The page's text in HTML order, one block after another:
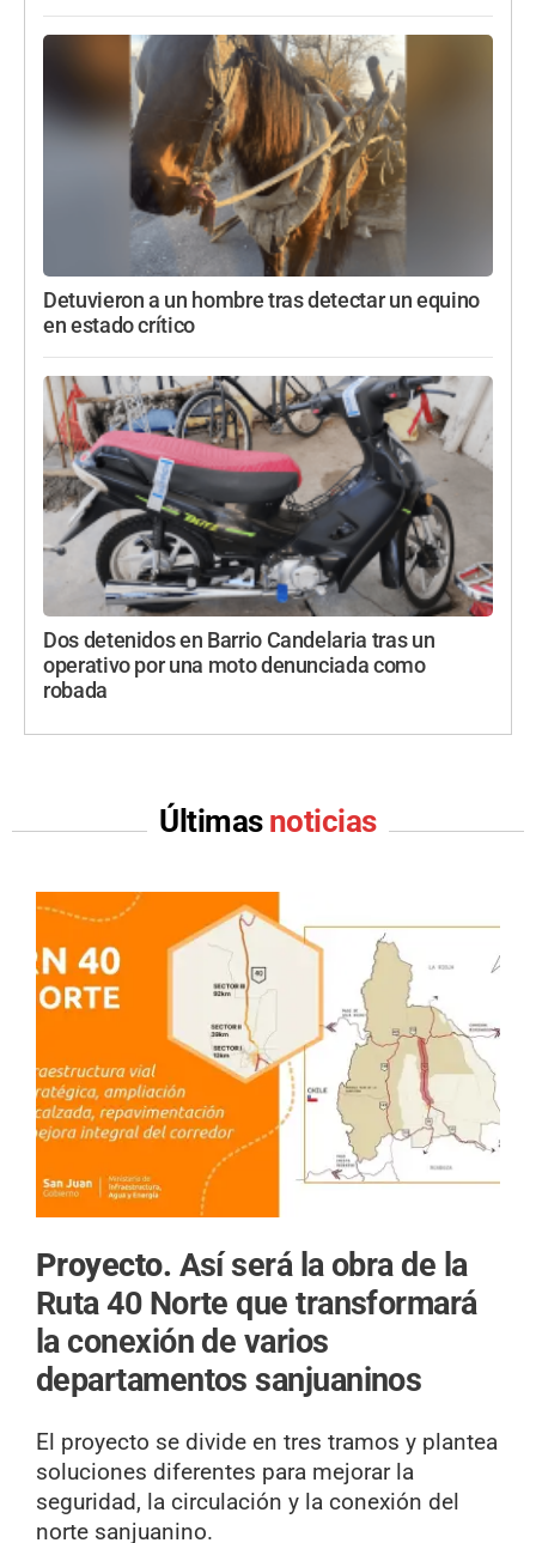
Detuvieron a un hombre tras detectar un equino
en estado crítico
Dos detenidos en Barrio Candelaria tras un
operativo por una moto denunciada como
robada
Últimas noticias
Proyecto. Así será la obra de la
Ruta 40 Norte que transformará
la conexión de varios
departamentos sanjuaninos
El proyecto se divide en tres tramos y plantea
soluciones diferentes para mejorar la
seguridad, la circulación y la conexión del
norte sanjuanino.